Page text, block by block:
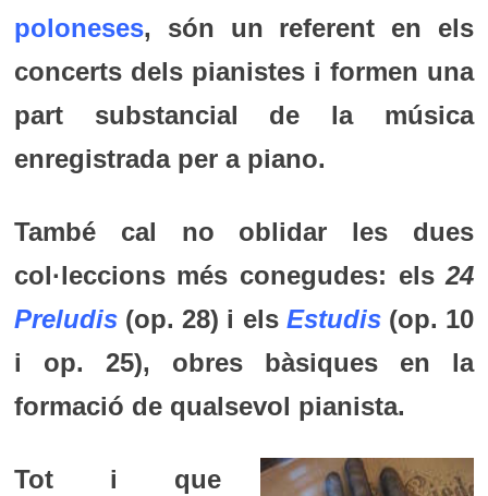
poloneses, són un referent en els
concerts dels pianistes i formen una
part substancial de la música
enregistrada per a piano.
També cal no oblidar les dues
col·leccions més conegudes: els24
Preludis(op. 28) i els Estudis(op. 10
i op. 25), obres bàsiques en la
formació de qualsevol pianista.
Tot i que